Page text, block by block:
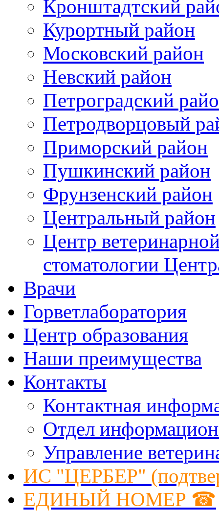
Кронштадтский
Курортный район
Московский район
Невский район
Петроградский
Петродворцовый
Приморский район
Пушкинский район
Фрунзенский район
Цeнтральный район
Центр
стоматологии
Врачи
Горветлаборатория
Центр образования
Наши преимущества
Контакты
Контактная
Отдел
Управление
ИС "ЦЕРБЕР"
ЕДИНЫЙ НОМЕР ☎